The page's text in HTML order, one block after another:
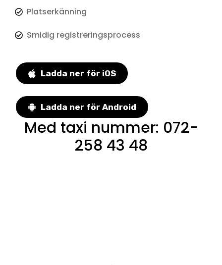
Platserkänning
Smidig registreringsprocess
Ladda ner för iOS
Ladda ner för Android
Med taxi nummer: 072-
258 43 48